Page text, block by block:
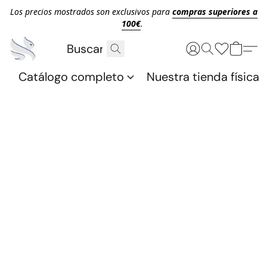
Los precios mostrados son exclusivos para compras superiores a
100€.
Catálogo completo Nuestra tienda física